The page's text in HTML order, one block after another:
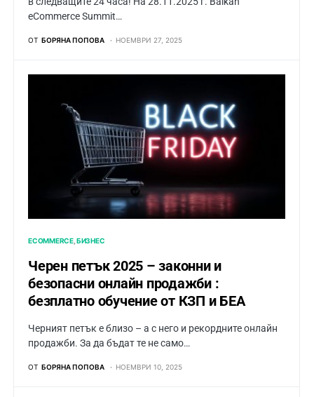
eCommerce Summit…
ОТ БОРЯНА ПОПОВА НОЕМВРИ 27, 2025
ECOMMERCE БИЗНЕС
Черен петък 2025 – законни и
безопасни онлайн продажби :
безплатно обучение от КЗП и БЕА
Черният петък е близо – а с него и рекордните онлайн
продажби. За да бъдат те не само…
ОТ БОРЯНА ПОПОВА НОЕМВРИ 10, 2025